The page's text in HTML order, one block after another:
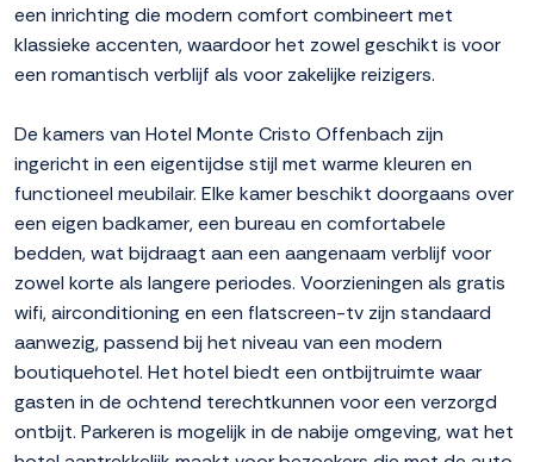
een inrichting die modern comfort combineert met
klassieke accenten, waardoor het zowel geschikt is voor
een romantisch verblijf als voor zakelijke reizigers.
De kamers van Hotel Monte Cristo Offenbach zijn
ingericht in een eigentijdse stijl met warme kleuren en
functioneel meubilair. Elke kamer beschikt doorgaans over
een eigen badkamer, een bureau en comfortabele
bedden, wat bijdraagt aan een aangenaam verblijf voor
zowel korte als langere periodes. Voorzieningen als gratis
wifi, airconditioning en een flatscreen-tv zijn standaard
aanwezig, passend bij het niveau van een modern
boutiquehotel. Het hotel biedt een ontbijtruimte waar
gasten in de ochtend terechtkunnen voor een verzorgd
ontbijt. Parkeren is mogelijk in de nabije omgeving, wat het